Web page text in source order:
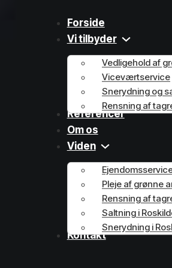
Forside
Vi tilbyder
Vedligehold af
Viceværtservice
Snerydning og
Rensning af
Referencer
Om os
Viden
Pleje af grønne
Rensning af
Saltning i
Snerydning i
Kontakt